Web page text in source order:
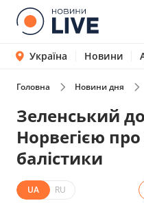
Україна Новини
Головна Новини дня
Зеленський
Норвегією про
балістики
UA RU